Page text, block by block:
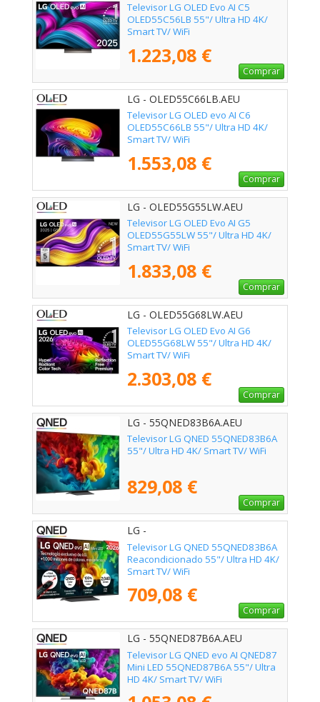
Televisor LG OLED Evo AI C5
OLED55C56LB 55"/ Ultra HD 4K/
Smart TV/ WiFi
1.223,08 €
Comprar
LG - OLED55C66LB.AEU
Televisor LG OLED evo AI C6
OLED55C66LB 55"/ Ultra HD 4K/
Smart TV/ WiFi
1.553,08 €
Comprar
LG - OLED55G55LW.AEU
Televisor LG OLED Evo AI G5
OLED55G55LW 55"/ Ultra HD 4K/
Smart TV/ WiFi
1.833,08 €
Comprar
LG - OLED55G68LW.AEU
Televisor LG OLED Evo AI G6
OLED55G68LW 55"/ Ultra HD 4K/
Smart TV/ WiFi
2.303,08 €
Comprar
LG - 55QNED83B6A.AEU
Televisor LG QNED 55QNED83B6A
55"/ Ultra HD 4K/ Smart TV/ WiFi
829,08 €
Comprar
LG -
Televisor LG QNED 55QNED83B6A
Reacondicionado 55"/ Ultra HD 4K/
Smart TV/ WiFi
709,08 €
Comprar
LG - 55QNED87B6A.AEU
Televisor LG QNED evo AI QNED87
Mini LED 55QNED87B6A 55"/ Ultra
HD 4K/ Smart TV/ WiFi